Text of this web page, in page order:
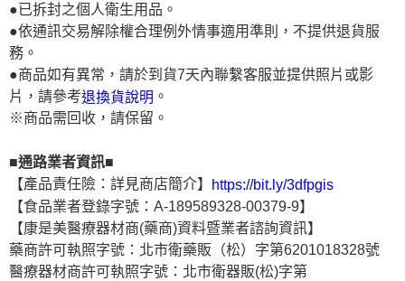
●已拆封之個人衛生用品。
●依通訊交易解除權合理例外情事適用準則，不提供退貨服
務。
●商品如有異常，請於到貨7天內聯繫客服並提供照片或影
片，請參考退換貨說明 。
※商品需回收，請保留。
■通路業者資訊■
【產品責任險：詳見商店簡介】
https://bit.ly/3dfpgis
【食品業者登錄字號：A-189589328-00379-9】
【康是美醫療器材商(藥商)資料暨業者諮詢資訊】
藥商許可執照字號：北市衛藥販（松）字第6201018328號
醫療器材商許可執照字號：北市衛器販(松)字第